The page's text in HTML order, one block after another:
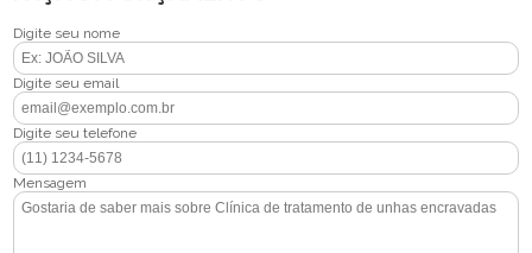
Digite seu nome
Digite seu email
Digite seu telefone
Mensagem